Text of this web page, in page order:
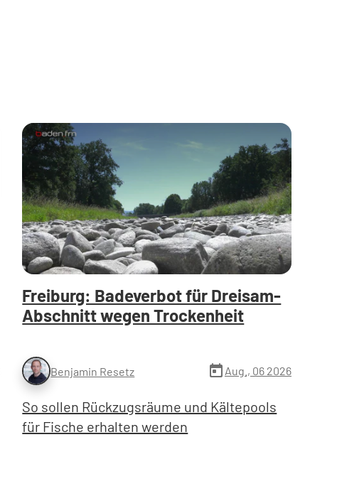
Freiburg: Badeverbot für Dreisam-
Abschnitt wegen Trockenheit
Benjamin Resetz today Aug., 06 2026
So sollen Rückzugsräume und Kältepools
für Fische erhalten werden